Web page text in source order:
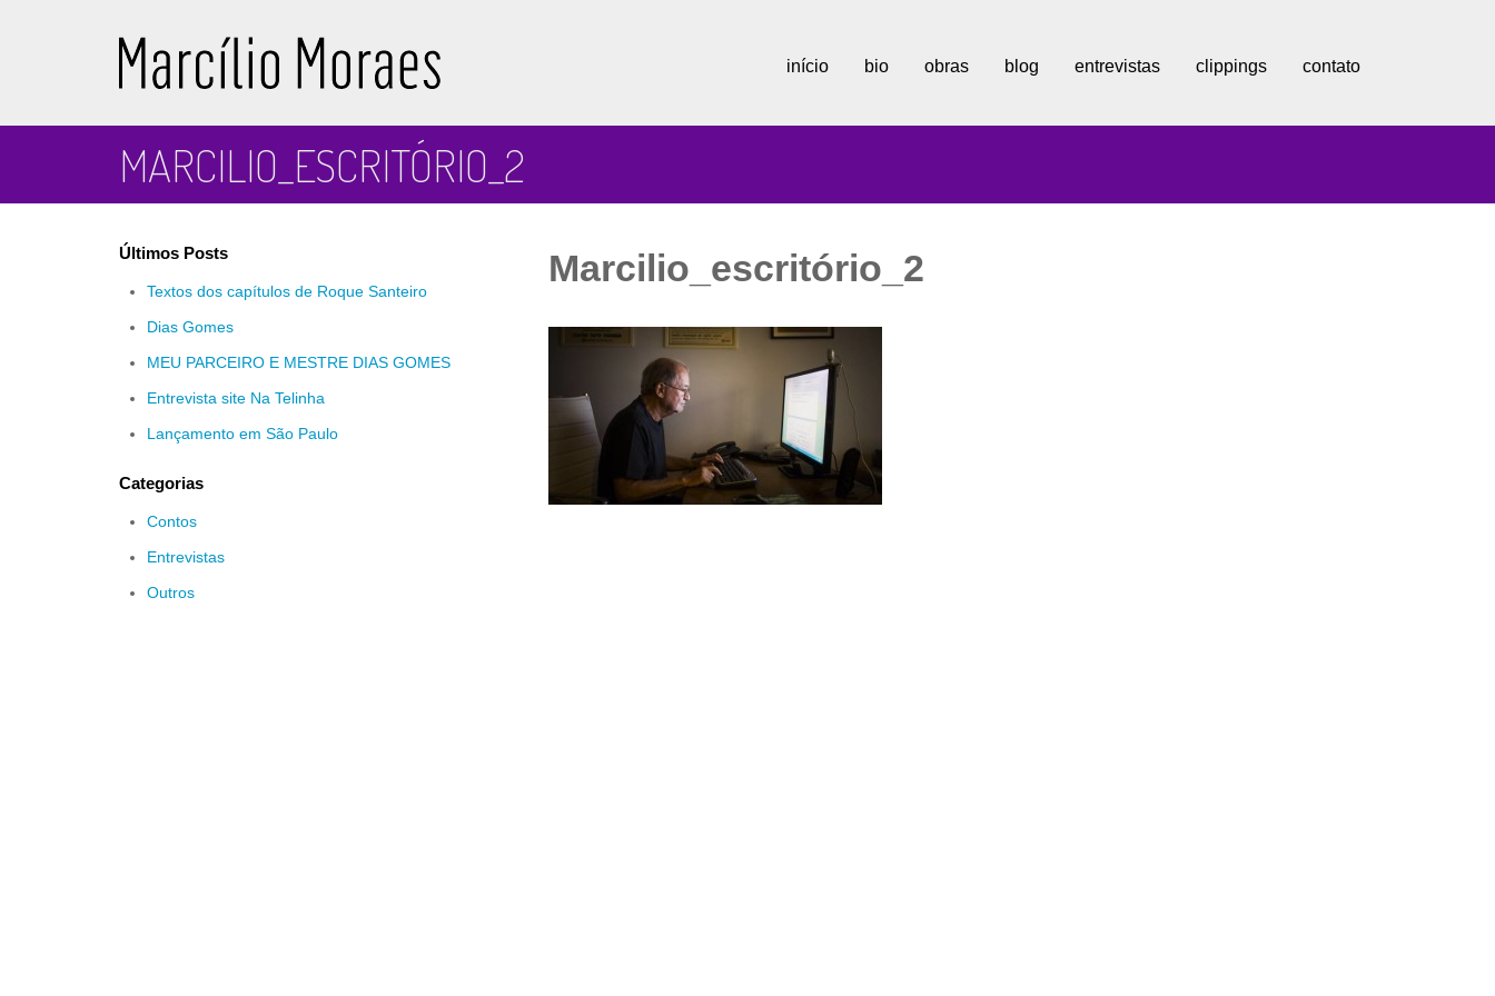
início bio obras blog entrevistas clippings contato
MARCILIO_ESCRITÓRIO_2
Últimos Posts
Textos dos capítulos de Roque Santeiro
Dias Gomes
MEU PARCEIRO E MESTRE DIAS GOMES
Entrevista site Na Telinha
Lançamento em São Paulo
Categorias
Contos
Entrevistas
Outros
Marcilio_escritório_2